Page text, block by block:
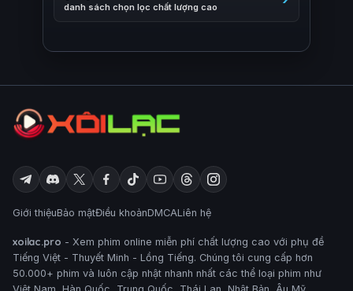
danh sách chọn lọc chất lượng cao
Giới thiệuBảo mậtĐiều khoảnDMCALiên hệ
xoilac.pro - Xem phim online miễn phí chất lượng cao với phụ đề
Tiếng Việt - Thuyết Minh - Lồng Tiếng. Chúng tôi cung cấp hơn
50.000+ phim và luôn cập nhật nhanh nhất các thể loại phim như